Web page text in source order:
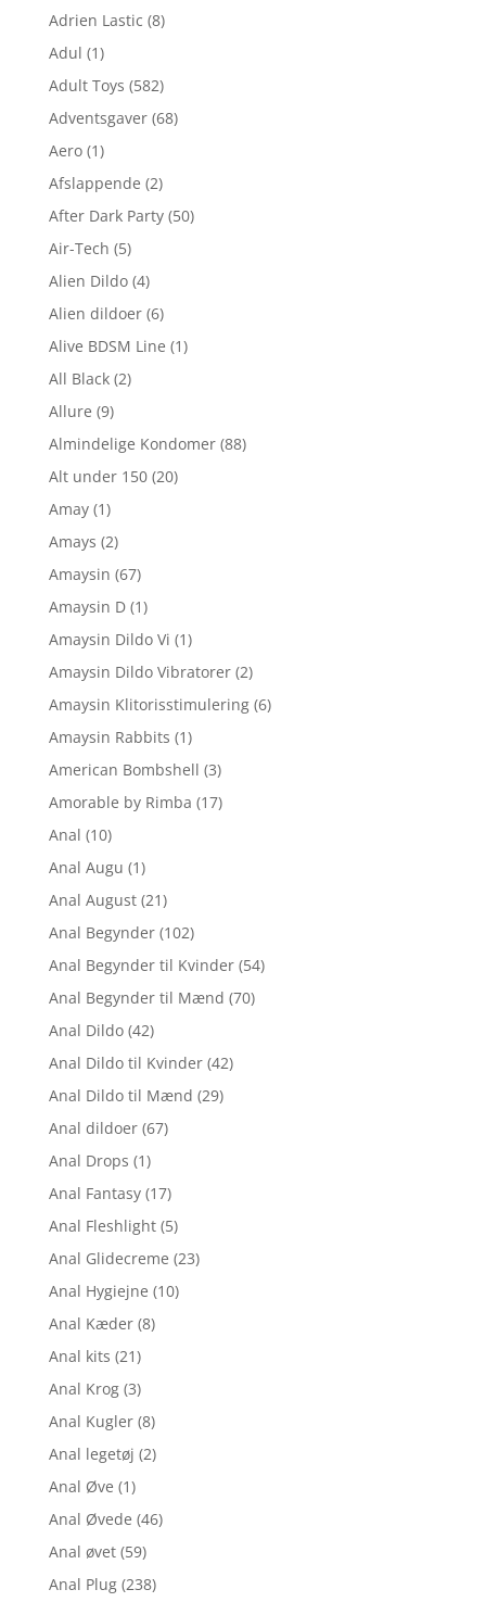
Adrien Lastic (8)
Adul (1)
Adult Toys (582)
Adventsgaver (68)
Aero (1)
Afslappende (2)
After Dark Party (50)
Air-Tech (5)
Alien Dildo (4)
Alien dildoer (6)
Alive BDSM Line (1)
All Black (2)
Allure (9)
Almindelige Kondomer (88)
Alt under 150 (20)
Amay (1)
Amays (2)
Amaysin (67)
Amaysin D (1)
Amaysin Dildo Vi (1)
Amaysin Dildo Vibratorer (2)
Amaysin Klitorisstimulering (6)
Amaysin Rabbits (1)
American Bombshell (3)
Amorable by Rimba (17)
Anal (10)
Anal Augu (1)
Anal August (21)
Anal Begynder (102)
Anal Begynder til Kvinder (54)
Anal Begynder til Mænd (70)
Anal Dildo (42)
Anal Dildo til Kvinder (42)
Anal Dildo til Mænd (29)
Anal dildoer (67)
Anal Drops (1)
Anal Fantasy (17)
Anal Fleshlight (5)
Anal Glidecreme (23)
Anal Hygiejne (10)
Anal Kæder (8)
Anal kits (21)
Anal Krog (3)
Anal Kugler (8)
Anal legetøj (2)
Anal Øve (1)
Anal Øvede (46)
Anal øvet (59)
Anal Plug (238)